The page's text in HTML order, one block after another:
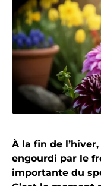
À la fin de
engourdi par le
importante du